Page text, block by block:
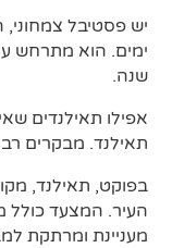
ימים. הוא מתרחש
שנה.
אפילו תאילנדים
תאילנד. מבקרים
בפוקט, תאילנד,
העיר. המצעד כולל
מעניינת ומרתקת